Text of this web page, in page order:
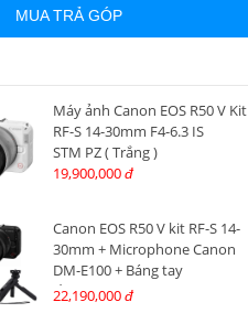
MUA TRẢ GÓP
Máy ảnh Canon EOS R50 V Kit
RF-S 14-30mm F4-6.3 IS
STM PZ ( Trắng )
19,900,000 đ
Canon EOS R50 V kit RF-S 14-
30mm + Microphone Canon
DM-E100 + Báng tay
cầm Canon HG-100TBR
22,190,000 đ